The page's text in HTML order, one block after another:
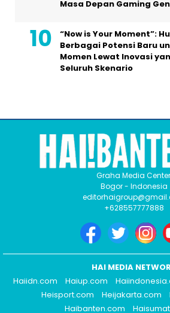
Masa Depan Gaming
“Now is Your Moment”:
Berbagai Potensi Baru
Momen Lewat Inovasi
Seluruh Skenario
Graha Media
Bogor - Indonesia
+628557777888
HAI MEDIA
Haiidn.com
Haiup.com
Heisport.com
Heijakarta.com
Haibanten.com